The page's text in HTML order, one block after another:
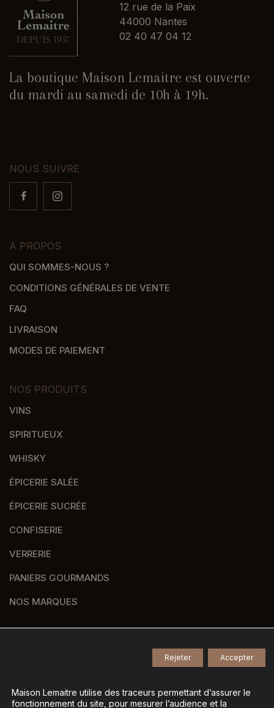
12 rue de la Paix
44000 Nantes
02 40 47 04 12
La boutique Maison Lemaitre est ouverte
du mardi au samedi de 10h à 19h.
NOUS SUIVRE
A PROPOS
QUI SOMMES-NOUS ?
CONDITIONS GÉNÉRALES DE VENTE
FAQ
LIVRAISON
MODES DE PAIEMENT
NOS PRODUITS
VINS
SPIRITUEUX
WHISKY
ÉPICERIE SALÉE
ÉPICERIE SUCRÉE
CONFISERIE
VERRERIE
PANIERS GOURMANDS
NOS MARQUES
Tous droits réservés -
Mentions légales-
Maison Lemaitre utilise des traceurs permettant d’assurer le
fonctionnement du site, pour mesurer l’audience et la
Accepter
Rejeter